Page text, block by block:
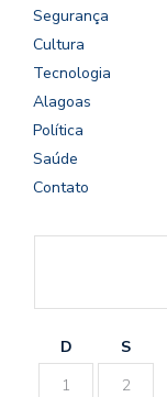
Segurança
Cultura
Tecnologia
Alagoas
Política
Saúde
Contato
D S
1
2